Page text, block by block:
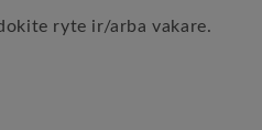
ryte ir/arba vakare.